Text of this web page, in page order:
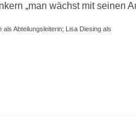
„man wächst mit seinen
Abteilungsleiterin; Lisa Diesing als